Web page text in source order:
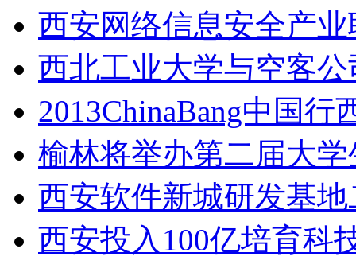
西安网络信息安全产
西北工业大学与空客
2013ChinaBang中国
榆林将举办第二届大
西安软件新城研发基
西安投入100亿培育科